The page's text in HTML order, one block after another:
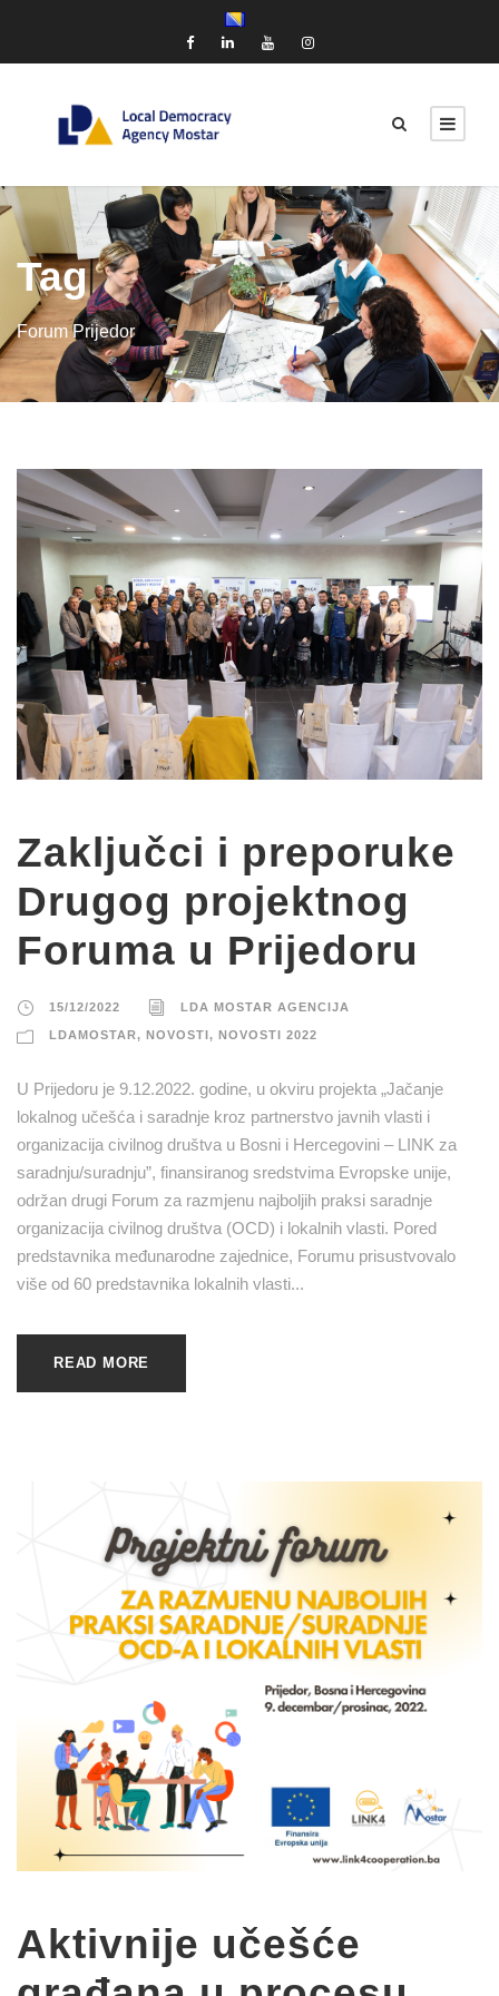
Tag
Forum Prijedor
Zaključci i preporuke
Drugog projektnog
Foruma u Prijedoru
15/12/2022 LDA MOSTAR AGENCIJA
LDAMOSTAR, NOVOSTI, NOVOSTI 2022
U Prijedoru je 9.12.2022. godine, u okviru projekta „Jačanje
lokalnog učešća i saradnje kroz partnerstvo javnih vlasti i
organizacija civilnog društva u Bosni i Hercegovini – LINK za
saradnju/suradnju”, finansiranog sredstvima Evropske unije,
održan drugi Forum za razmjenu najboljih praksi saradnje
organizacija civilnog društva (OCD) i lokalnih vlasti. Pored
predstavnika međunarodne zajednice, Forumu prisustvovalo
više od 60 predstavnika lokalnih vlasti...
READ MORE
Aktivnije učešće